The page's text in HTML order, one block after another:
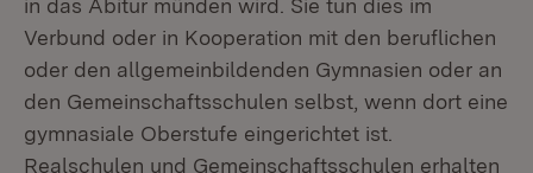
in das Abitur münden wird. Sie tun dies im
Verbund oder in Kooperation mit den beruflichen
oder den allgemeinbildenden Gymnasien oder an
den Gemeinschaftsschulen selbst, wenn dort eine
gymnasiale Oberstufe eingerichtet ist.
Realschulen und Gemeinschaftsschulen erhalten